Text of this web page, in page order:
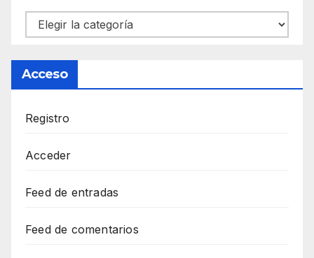
Categorías
Acceso
Registro
Acceder
Feed de entradas
Feed de comentarios